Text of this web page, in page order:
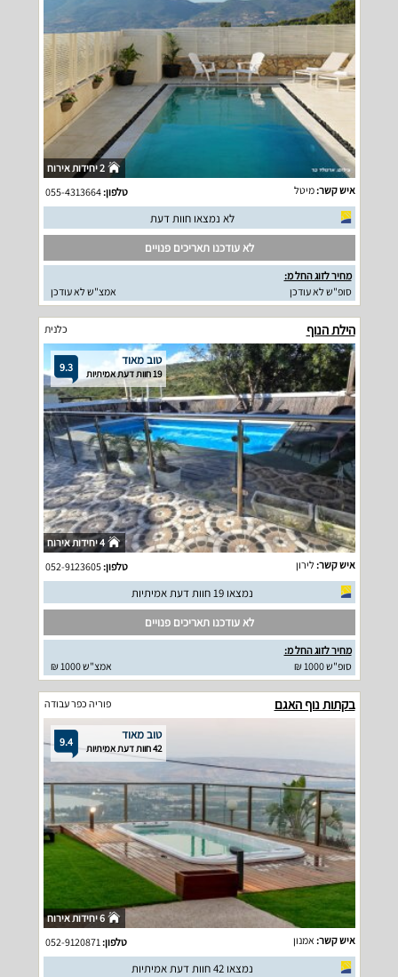
2 יחידות אירוח
איש קשר:מיטל טלפון:055-4313664
לא נמצאו חוות דעת
לא עודכנו תאריכים פנויים
מחיר לזוג החל מ:
סופ"ש לא עודכן
אמצ"ש לא עודכן
הילת הנוף כלנית
9.3 טוב מאוד
19 חוות דעת אמיתיות
4 יחידות אירוח
איש קשר:לירון טלפון:052-9123605
נמצאו 19 חוות דעת אמיתיות
לא עודכנו תאריכים פנויים
מחיר לזוג החל מ:
סופ"ש 1000 ₪
אמצ"ש 1000 ₪
בקתות נוף האגם פוריה כפר עבודה
9.4 טוב מאוד
42 חוות דעת אמיתיות
6 יחידות אירוח
איש קשר: אמנון טלפון:
נמצאו 42 חוות דעת אמיתיות